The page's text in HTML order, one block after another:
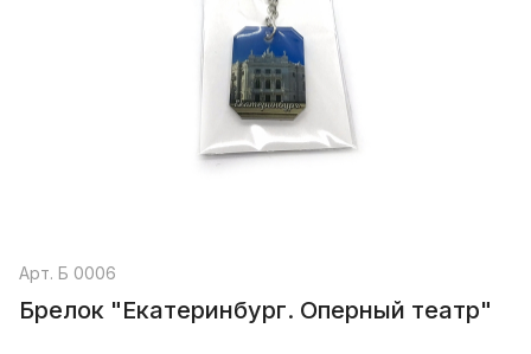
Арт. Б 0006
Брелок "Екатеринбург. Оперный театр"